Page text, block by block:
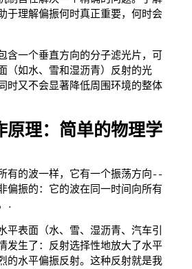
于理解偏振何时真正重要，何时会
含一个垂直方向的分子滤光片，可
（如水、雪和湿沥青）反射的光
时又不会显著降低周围环境的整体
原理：简单的物理学
有的波一样，它有一个振荡方向--
偏振的：它的波在同一时间向所有
.
平表面（水、雪、湿沥青、汽车引
发生了：反射选择性地放大了水平
的水平偏振反射。这种反射就是我